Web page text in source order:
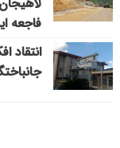
فاجعه
انتقاد